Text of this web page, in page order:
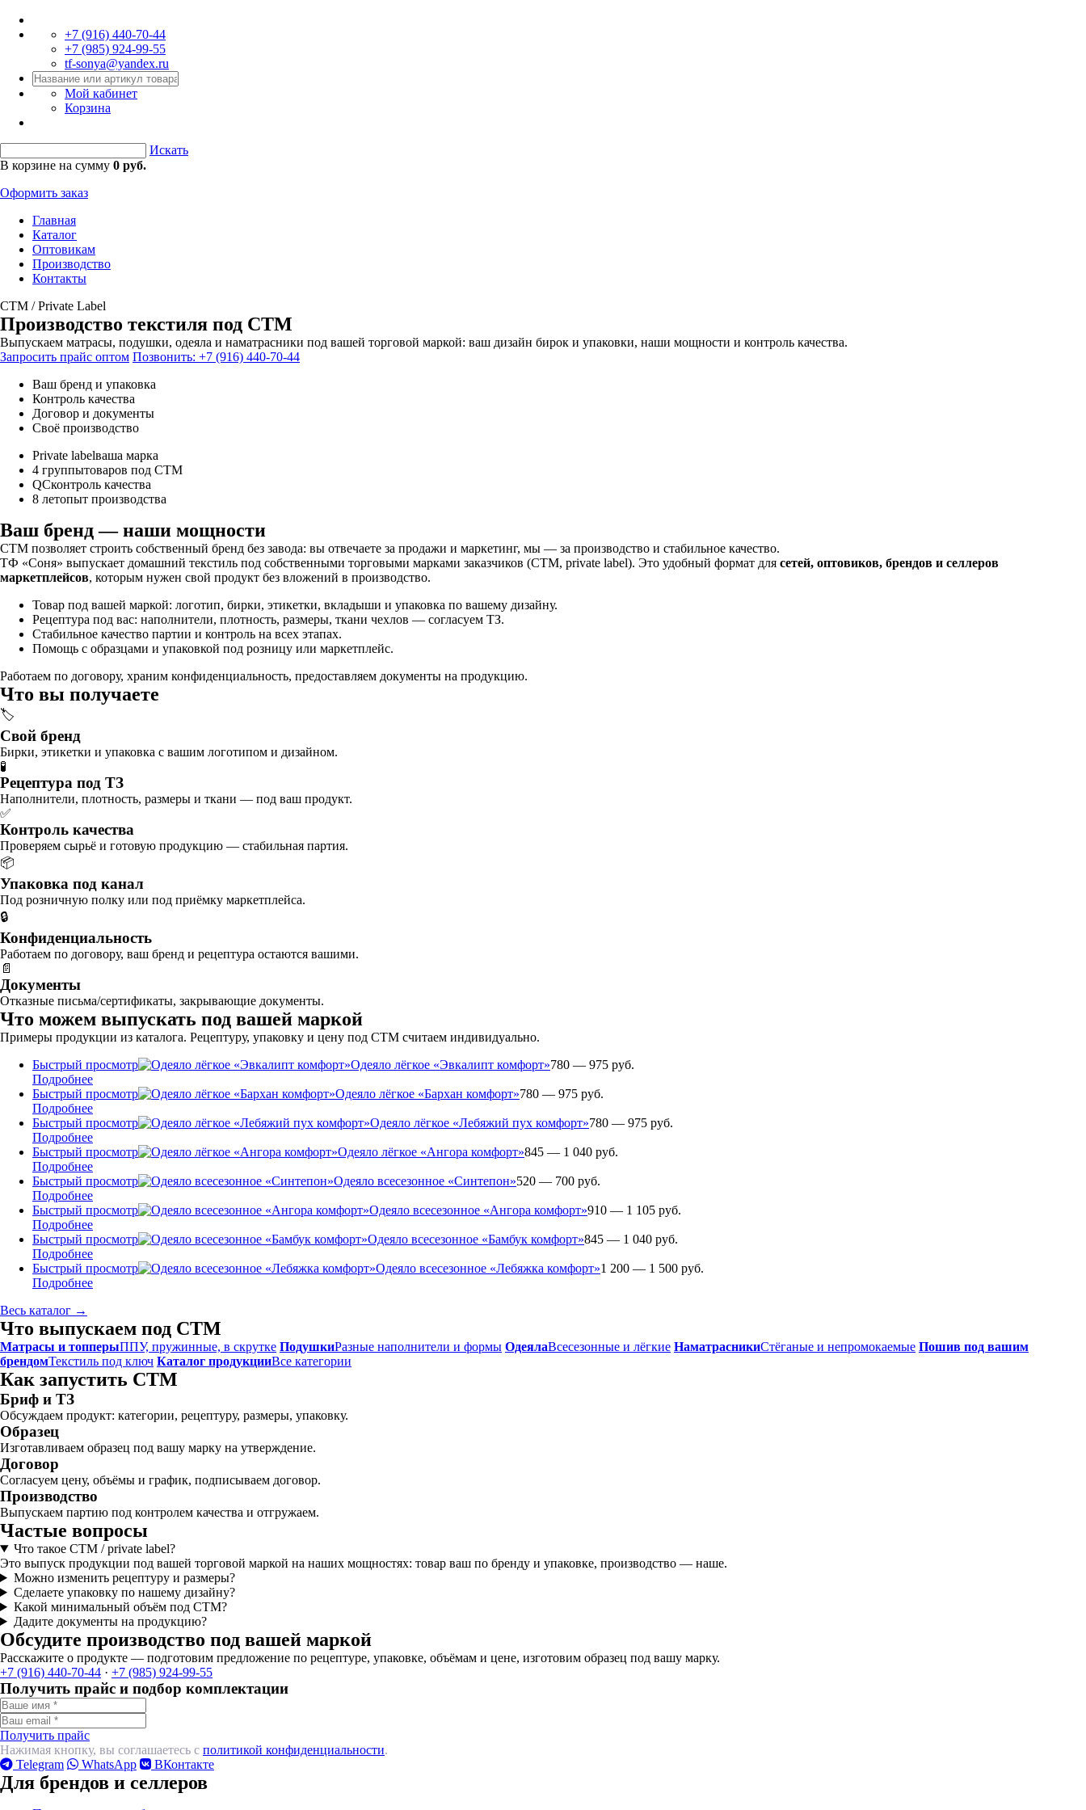
+7 (916) 440-70-44
+7 (985) 924-99-55
tf-sonya@yandex.ru
Мой кабинет
Корзина
Искать
В корзине на сумму 0 руб.
Оформить заказ
Главная
Каталог
Оптовикам
Производство
Контакты
СТМ / Private Label
Производство текстиля под СТМ
Выпускаем матрасы, подушки, одеяла и наматрасники под вашей торговой маркой: ваш дизайн бирок и упаковки, наши мощности и контроль качества.
Запросить прайс оптом Позвонить: +7 (916) 440-70-44
Ваш бренд и упаковка
Контроль качества
Договор и документы
Своё производство
Private labelваша марка
4 группытоваров под СТМ
QCконтроль качества
8 летопыт производства
Ваш бренд — наши мощности
СТМ позволяет строить собственный бренд без завода: вы отвечаете за продажи и маркетинг, мы — за производство и стабильное качество.
ТФ «Соня» выпускает домашний текстиль под собственными торговыми марками заказчиков (СТМ, private label). Это удобный формат для сетей, оптовиков, брендов и селлеров
маркетплейсов, которым нужен свой продукт без вложений в производство.
Товар под вашей маркой: логотип, бирки, этикетки, вкладыши и упаковка по вашему дизайну.
Рецептура под вас: наполнители, плотность, размеры, ткани чехлов — согласуем ТЗ.
Стабильное качество партии и контроль на всех этапах.
Помощь с образцами и упаковкой под розницу или маркетплейс.
Работаем по договору, храним конфиденциальность, предоставляем документы на продукцию.
Что вы получаете
🏷️
Свой бренд
Бирки, этикетки и упаковка с вашим логотипом и дизайном.
🧪
Рецептура под ТЗ
Наполнители, плотность, размеры и ткани — под ваш продукт.
✅
Контроль качества
Проверяем сырьё и готовую продукцию — стабильная партия.
📦
Упаковка под канал
Под розничную полку или под приёмку маркетплейса.
🔒
Конфиденциальность
Работаем по договору, ваш бренд и рецептура остаются вашими.
📄
Документы
Отказные письма/сертификаты, закрывающие документы.
Что можем выпускать под вашей маркой
Примеры продукции из каталога. Рецептуру, упаковку и цену под СТМ считаем индивидуально.
Быстрый просмотр
Одеяло лёгкое «Эвкалипт комфорт»780 — 975 руб.
Подробнее
Быстрый просмотр
Одеяло лёгкое «Бархан комфорт»780 — 975 руб.
Подробнее
Быстрый просмотр
Одеяло лёгкое «Лебяжий пух комфорт»780 — 975 руб.
Подробнее
Быстрый просмотр
Одеяло лёгкое «Ангора комфорт»845 — 1 040 руб.
Подробнее
Быстрый просмотр
Одеяло всесезонное «Синтепон»520 — 700 руб.
Подробнее
Быстрый просмотр
Одеяло всесезонное «Ангора комфорт»910 — 1 105 руб.
Подробнее
Быстрый просмотр
Одеяло всесезонное «Бамбук комфорт»845 — 1 040 руб.
Подробнее
Быстрый просмотр
Одеяло всесезонное «Лебяжка комфорт»1 200 — 1 500 руб.
Подробнее
Весь каталог →
Что выпускаем под СТМ
Матрасы и топперыППУ, пружинные, в скрутке ПодушкиРазные наполнители и формы ОдеялаВсесезонные и лёгкие НаматрасникиСтёганые и непромокаемые Пошив под вашим
брендомТекстиль под ключ Каталог продукцииВсе категории
Как запустить СТМ
Бриф и ТЗ
Обсуждаем продукт: категории, рецептуру, размеры, упаковку.
Образец
Изготавливаем образец под вашу марку на утверждение.
Договор
Согласуем цену, объёмы и график, подписываем договор.
Производство
Выпускаем партию под контролем качества и отгружаем.
Частые вопросы
Что такое СТМ / private label?
Это выпуск продукции под вашей торговой маркой на наших мощностях: товар ваш по бренду и упаковке, производство — наше.
Можно изменить рецептуру и размеры?
Сделаете упаковку по нашему дизайну?
Какой минимальный объём под СТМ?
Дадите документы на продукцию?
Обсудите производство под вашей маркой
Расскажите о продукте — подготовим предложение по рецептуре, упаковке, объёмам и цене, изготовим образец под вашу марку.
+7 (916) 440-70-44 · +7 (985) 924-99-55
Получить прайс и подбор комплектации
Получить прайс
Нажимая кнопку, вы соглашаетесь с политикой конфиденциальности.
Telegram
WhatsApp ВКонтакте
Для брендов и селлеров